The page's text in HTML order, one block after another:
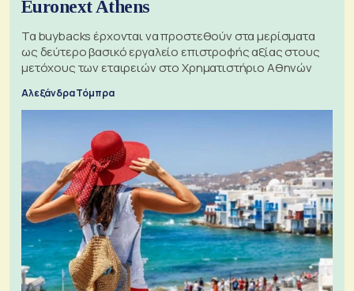
Euronext Athens
Τα buybacks έρχονται να προστεθούν στα μερίσματα
ως δεύτερο βασικό εργαλείο επιστροφής αξίας στους
μετόχους των εταιρειών στο Χρηματιστήριο Αθηνών
Αλεξάνδρα Τόμπρα